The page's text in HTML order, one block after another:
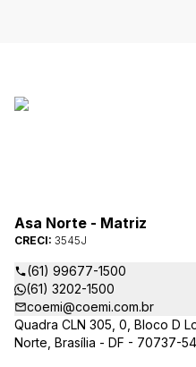
Asa Norte - Matriz
CRECI: 3545J
(61) 99677-1500
(61) 3202-1500
coemi@coemi.com.br
Quadra CLN 305, 0, Bloco D
Norte, Brasília - DF - 70737-